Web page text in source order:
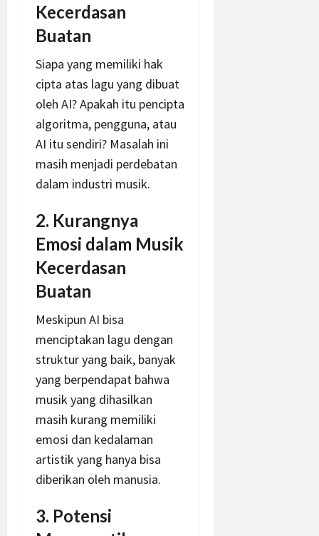
Kecerdasan
Buatan
Siapa yang memiliki hak
cipta atas lagu yang dibuat
oleh AI? Apakah itu pencipta
algoritma, pengguna, atau
AI itu sendiri? Masalah ini
masih menjadi perdebatan
dalam industri musik.
2. Kurangnya
Emosi dalam Musik
Kecerdasan
Buatan
Meskipun AI bisa
menciptakan lagu dengan
struktur yang baik, banyak
yang berpendapat bahwa
musik yang dihasilkan
masih kurang memiliki
emosi dan kedalaman
artistik yang hanya bisa
diberikan oleh manusia.
3. Potensi